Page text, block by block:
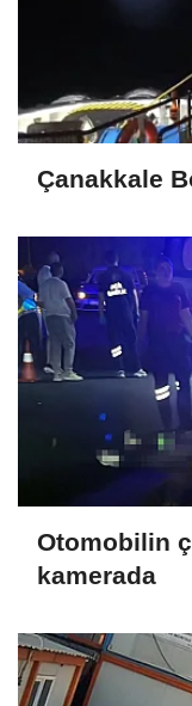
Çanakkale
Otomobilin
kamerada